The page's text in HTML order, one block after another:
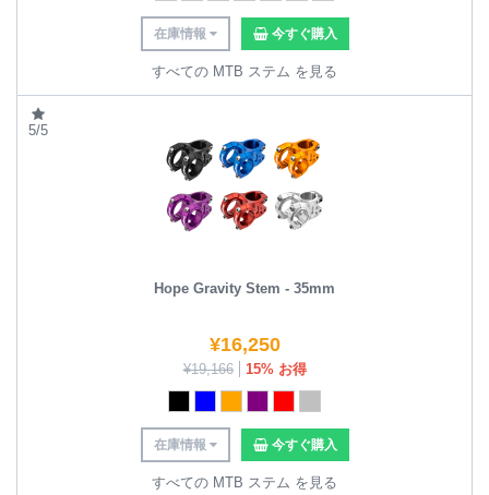
在庫情報 今すぐ購入
すべての MTB ステム を見る
5/5
Hope Gravity Stem - 35mm
¥16,250
¥19,166 15% お得
在庫情報 今すぐ購入
すべての MTB ステム を見る